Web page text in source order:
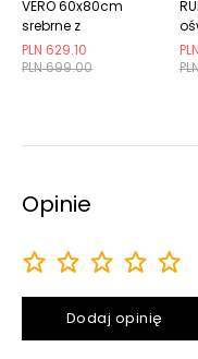
PLN 699.00
PLN 629.10
VERO 60x80cm
srebrne z
oświetleniem LED
Opinie
Dodaj opinię